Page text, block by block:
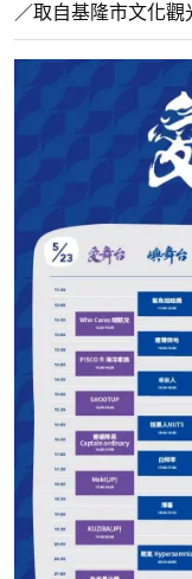
／取自基隆市文化觀